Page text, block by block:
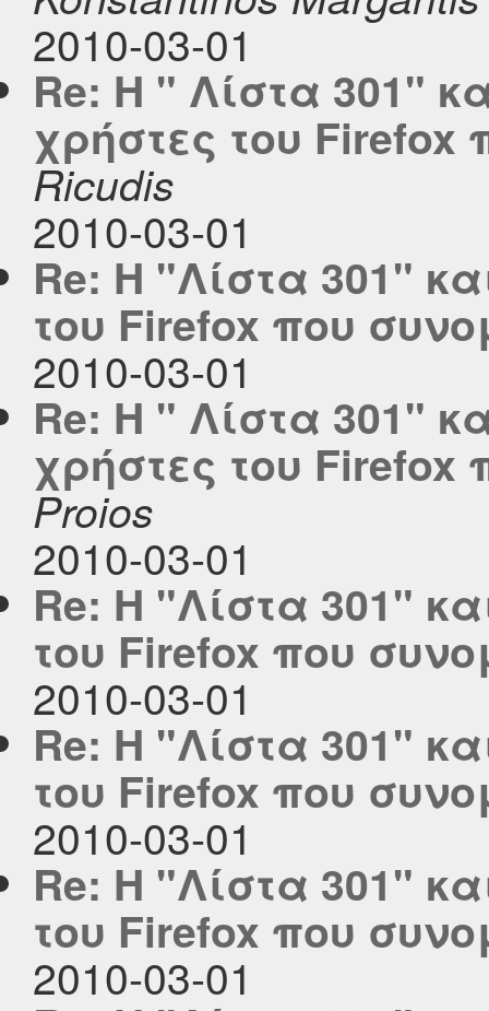
2010-03-01
Re: Η " Λίστα 301"
χρήστες του
Ricudis
2010-03-01
Re: Η "Λίστα 301"
του Firefox που
2010-03-01
Re: Η " Λίστα 301"
χρήστες του
Proios
2010-03-01
Re: Η "Λίστα 301"
του Firefox που
2010-03-01
Re: Η "Λίστα 301"
του Firefox που
2010-03-01
Re: Η "Λίστα 301"
του Firefox που
2010-03-01